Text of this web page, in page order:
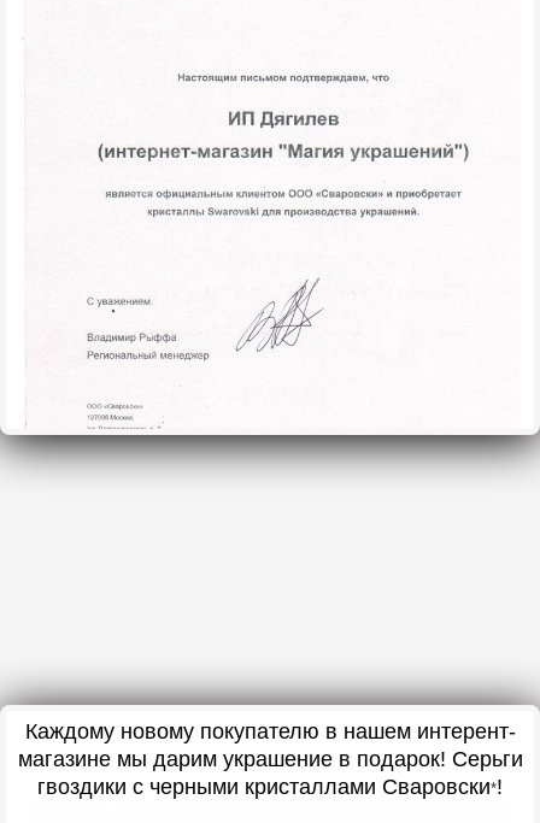
Каждому новому покупателю в нашем интерент-
магазине мы дарим украшение в подарок! Серьги
гвоздики с черными кристаллами Сваровски*!